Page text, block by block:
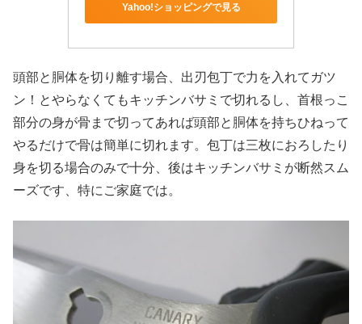
Yahoo!ショッピングで見る
頭部と胴体を切り離す場合、出刃包丁で力を入れてガツ
ン！とやらなくてもキッチンバサミで切れるし、首根っこ
部分の身が骨まで切ってあれば頭部と胴体を持ちひねって
やるだけで骨は簡単に切れます。包丁は三枚におろしたり
身を切る場合のみで十分、後はキッチンバサミが断然スム
ーズです、特にご家庭では。